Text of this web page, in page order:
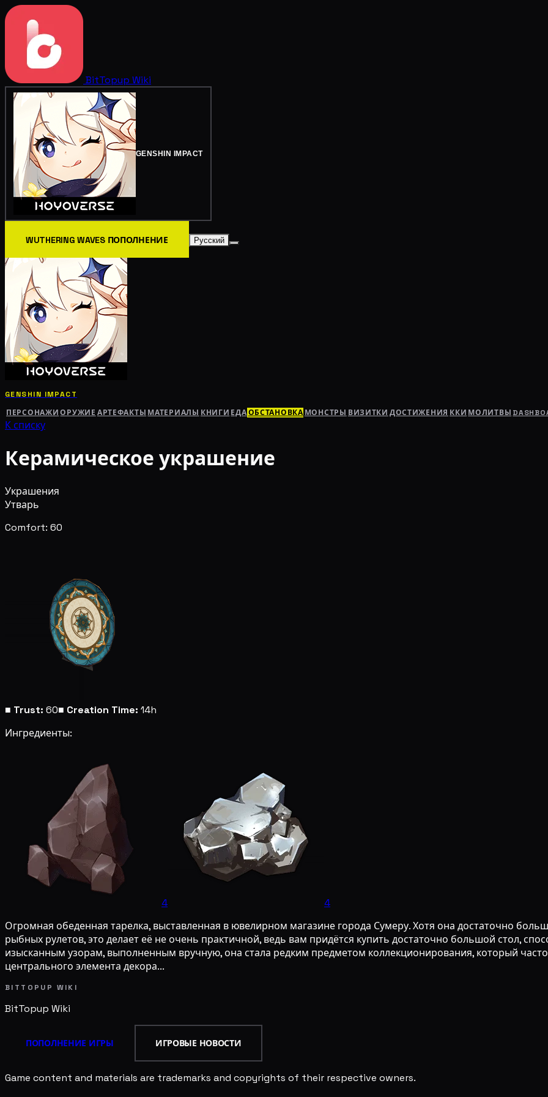
BitTopup Wiki
GENSHIN IMPACT
WUTHERING WAVES ПОПОЛНЕНИЕ Русский
GENSHIN IMPACT
ПЕРСОНАЖИ ОРУЖИЕ АРТЕФАКТЫ МАТЕРИАЛЫ КНИГИ ЕДАОБСТАНОВКА МОНСТРЫ ВИЗИТКИ ДОСТИЖЕНИЯ ККИ МОЛИТВЫ
К списку
Керамическое украшение
Украшения
Утварь
Comfort: 60
■ Trust: 60■ Creation Time: 14h
Ингредиенты:
4
4
Огромная обеденная тарелка, выставленная в ювелирном магазине города Сумеру. Хотя она достаточно
рыбных рулетов, это делает её не очень практичной, ведь вам придётся купить достаточно большой стол,
изысканным узорам, выполненным вручную, она стала редким предметом коллекционирования, который
центрального элемента декора...
BITTOPUP WIKI
BitTopup Wiki
ПОПОЛНЕНИЕ ИГРЫ ИГРОВЫЕ НОВОСТИ
Game content and materials are trademarks and copyrights of their respective owners.